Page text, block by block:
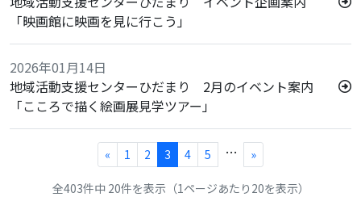
「映画館に映画を見に行こう」
2026年01月14日
地域活動支援センターひだまり 2月のイベント案内
「こころで描く絵画展見学ツアー」
« 1 2 3 4 5 … »
全403件中 20件を表示（1ページあたり20を表示）